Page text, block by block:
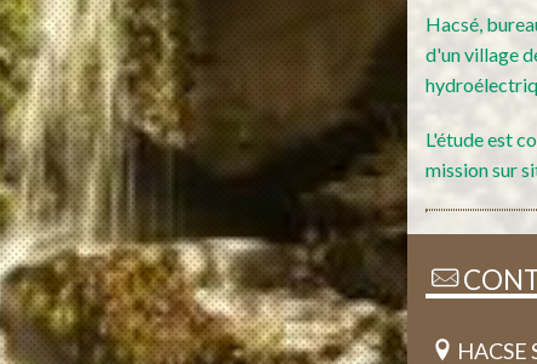
Hacsé,
d'un village
L'étude est
mission sur
HACSE